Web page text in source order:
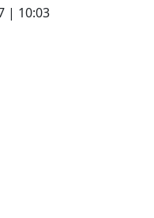
| 10:03